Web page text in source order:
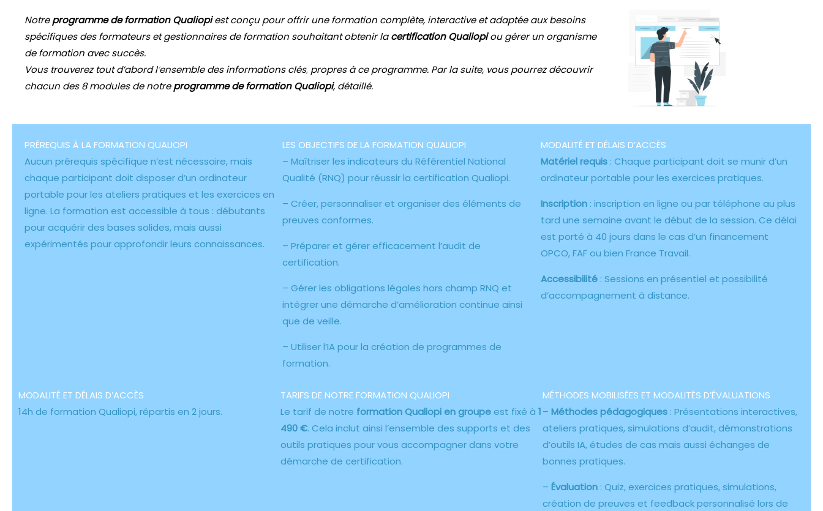
Notreprogramme de formation Qualiopiest conçu pour offrir une formation complète, interactive et adaptée aux besoins
spécifiques des formateurs et gestionnaires de formation souhaitant obtenir lacertification Qualiopiou gérer un organisme
de formation avec succès.
Vous trouverez tout d’abord l‘ensemble des informations clés, propres à ce programme. Par la suite, vous pourrez découvrir
chacun des 8 modulesde notreprogramme de formation Qualiopi, détaillé.
PRÉREQUIS À LA FORMATION QUALIOPI
Aucun prérequis spécifique n’est nécessaire, mais
chaque participant doit disposer d’un ordinateur
portable pour les ateliers pratiques et les exercices en
ligne. La formation est accessible à tous : débutants
pour acquérir des bases solides, mais aussi
expérimentés pour approfondir leurs connaissances.
LES OBJECTIFS DE LA FORMATION QUALIOPI
– Maîtriser les indicateurs du Référentiel National
Qualité (RNQ) pour réussir la certification Qualiopi.
– Créer, personnaliser et organiser des éléments de
preuves conformes.
– Préparer et gérer efficacement l’audit de
certification.
– Gérer les obligations légales hors champ RNQ et
intégrer une démarche d’amélioration continue ainsi
que de veille.
– Utiliser l’IA pour la création de programmes de
formation.
MODALITÉ ET DÉLAIS D’ACCÈS
Matériel requis: Chaque participant doit se munir d’un
ordinateur portable pour les exercices pratiques.
Inscription: inscription en ligne ou par téléphone au plus
tard une semaine avant le début de la session. Ce délai
est porté à 40 jours dans le cas d’un financement
OPCO, FAF ou bien France Travail.
Accessibilité : Sessions en présentiel et possibilité
d’accompagnement à distance.
MODALITÉ ET DÉLAIS D’ACCÈS
14h de formation Qualiopi, répartis en 2 jours.
TARIFS DE NOTRE FORMATION QUALIOPI
Le tarif de notre formation Qualiopi en groupe est fixé à 1
490 €. Cela inclut ainsi l’ensemble des supports et des
outils pratiques pour vous accompagner dans votre
démarche de certification.
MÉTHODES MOBILISÉES ET MODALITÉS D’ÉVALUATIONS
– Méthodes pédagogiques : Présentations interactives,
ateliers pratiques, simulations d’audit, démonstrations
d’outils IA, études de cas mais aussi échanges de
bonnes pratiques.
– Évaluation : Quiz, exercices pratiques, simulations,
création de preuves et feedback personnalisé lors de